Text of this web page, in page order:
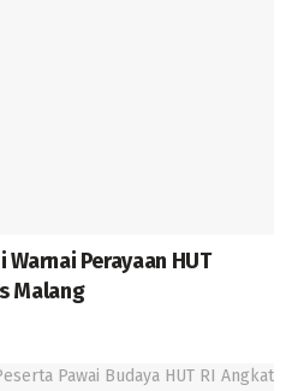
Perayaan HUT
Malang